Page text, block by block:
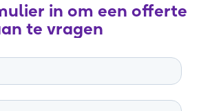
in om een offerte
te vragen